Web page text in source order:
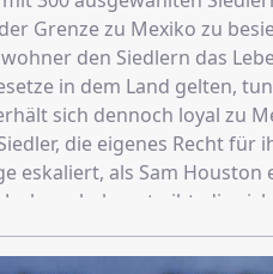
Grenze zu Mexiko zu
den Siedlern das
in dem Land gelten,
sich dennoch loyal zu
die eigenes Recht für
eskaliert, als Sam Houston
bekannt gibt, die
wendet. Im Jahr